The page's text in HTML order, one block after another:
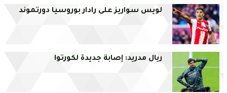
لويس سواريز على رادار بوروسيا دورتموند
ريال مدريد: إصابة جديدة لكورتوا